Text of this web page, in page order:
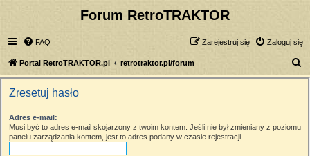
Forum RetroTRAKTOR
FAQ Zaloguj się
Zarejestruj się
Portal RetroTRAKTOR.pl retrotraktor.pl/forum
z
Zresetuj hasło
Adres e-mail:
Musi być to adres e-mail skojarzony z twoim kontem. Jeśli nie był zmieniany z poziomu
panelu zarządzania kontem, jest to adres podany w czasie rejestracji.